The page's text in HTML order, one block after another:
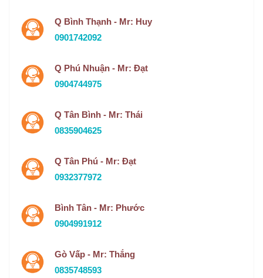
Q Bình Thạnh - Mr: Huy
0901742092
Q Phú Nhuận - Mr: Đạt
0904744975
Q Tân Bình - Mr: Thái
0835904625
Q Tân Phú - Mr: Đạt
0932377972
Bình Tân - Mr: Phước
0904991912
Gò Vấp - Mr: Thắng
0835748593